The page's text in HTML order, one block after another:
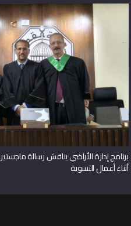
برنامج إدارة الأراضي يناقش رسالة
أثناء أعمال التسوية